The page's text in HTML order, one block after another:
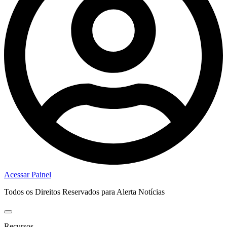
Acessar Painel
Todos os Direitos Reservados para Alerta Notícias